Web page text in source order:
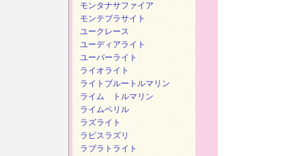
モンタナサファイア
モンテブラサイト
ユークレース
ユーディアライト
ユーパーライト
ライオライト
ライトブルートルマリン
ライム トルマリン
ライムベリル
ラズライト
ラピスラズリ
ラブラトライト